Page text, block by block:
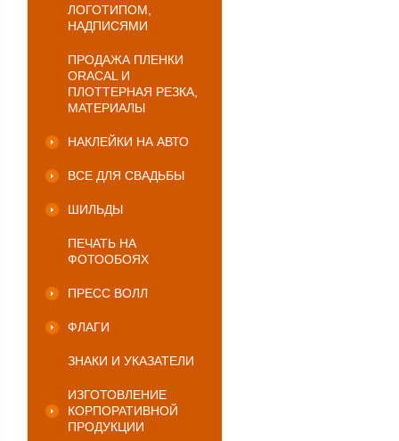
ЛОГОТИПОМ,
НАДПИСЯМИ
ПРОДАЖА ПЛЕНКИ
ORACAL И
ПЛОТТЕРНАЯ РЕЗКА,
МАТЕРИАЛЫ
НАКЛЕЙКИ НА АВТО
ВСЕ ДЛЯ СВАДЬБЫ
ШИЛЬДЫ
ПЕЧАТЬ НА
ФОТООБОЯХ
ПРЕСС ВОЛЛ
ФЛАГИ
ЗНАКИ И УКАЗАТЕЛИ
ИЗГОТОВЛЕНИЕ
КОРПОРАТИВНОЙ
ПРОДУКЦИИ